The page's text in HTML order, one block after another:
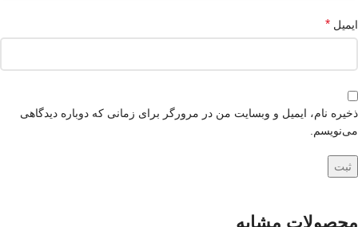
ایمیل *
ذخیره نام، ایمیل و وبسایت من در مرورگر برای زمانی که دوباره دیدگاهی
می‌نویسم.
محصولات مشابه